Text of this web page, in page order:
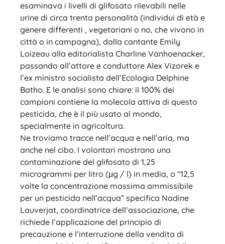
esaminava i livelli di glifosato rilevabili nelle
urine di circa trenta personalità (individui di età e
genere differenti , vegetariani o no, che vivono in
città o in campagna), dalla cantante Emily
Loizeau alla editorialista Charline Vanhoenacker,
passando all’attore e conduttore Alex Vizorek e
l’ex ministro socialista dell’Ecologia Delphine
Batho. E le analisi sono chiare: il 100% dei
campioni contiene la molecola attiva di questo
pesticida, che è il più usato al mondo,
specialmente in agricoltura.
Ne troviamo tracce nell’acqua e nell’aria, ma
anche nel cibo. I volontari mostrano una
contaminazione del glifosato di 1,25
microgrammi per litro (μg / l) in media, o “12,5
volte la concentrazione massima ammissibile
per un pesticida nell’acqua” specifica Nadine
Lauverjat, coordinatrice dell’associazione, che
richiede l’applicazione del principio di
precauzione e l’interruzione della vendita di